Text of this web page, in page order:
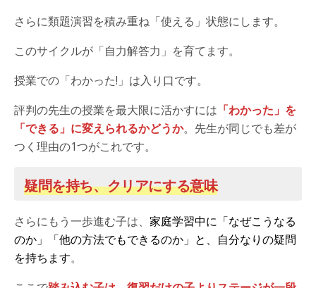
さらに類題演習を積み重ね「使える」状態にします。
このサイクルが「自力解答力」を育てます。
授業での「わかった!」は入り口です。
評判の先生の授業を最大限に活かすには 「わかった」を
「できる」に変えられるかどうか。先生が同じでも差が
つく理由の1つがこれです。
疑問を持ち、クリアにする意味
さらにもう一歩進む子は、 家庭学習中に「なぜこうなる
のか」「他の方法でもできるのか」と、自分なりの疑問
を持ちます。